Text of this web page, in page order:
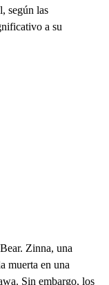
según las
a su
Zinna, una
muerta en una
Sin embargo, los